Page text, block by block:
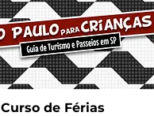
Curso de Férias